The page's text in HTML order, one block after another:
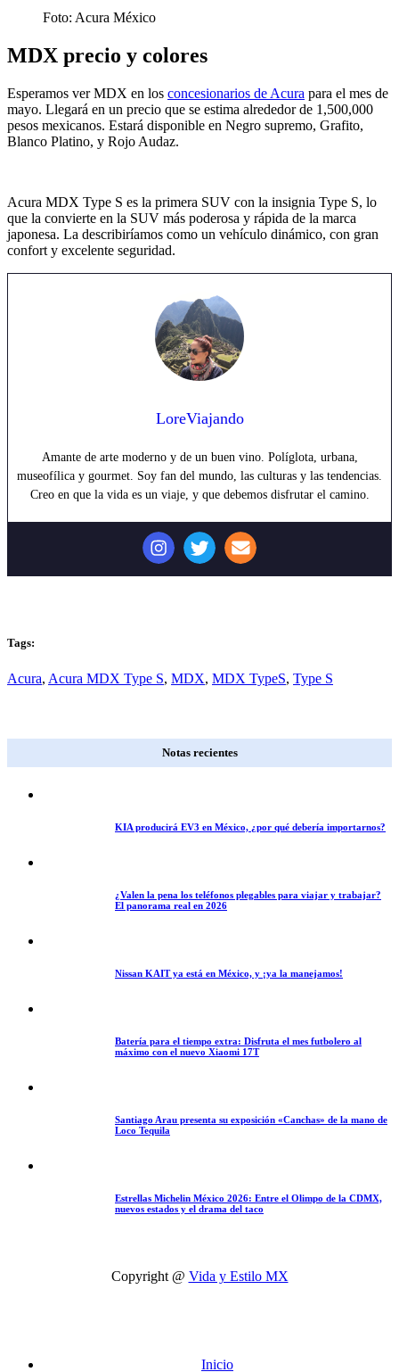
Foto: Acura México
MDX precio y colores
Esperamos ver MDX en los concesionarios de Acura para el mes de
mayo. Llegará en un precio que se estima alrededor de 1,500,000
pesos mexicanos. Estará disponible en Negro supremo, Grafito,
Blanco Platino, y Rojo Audaz.
Acura MDX Type S es la primera SUV con la insignia Type S, lo
que la convierte en la SUV más poderosa y rápida de la marca
japonesa. La describiríamos como un vehículo dinámico, con gran
confort y excelente seguridad.
LoreViajando
Amante de arte moderno y de un buen vino. Políglota, urbana,
museofílica y gourmet. Soy fan del mundo, las culturas y las tendencias.
Creo en que la vida es un viaje, y que debemos disfrutar el camino.
Tags:
Acura, Acura MDX Type S, MDX, MDX TypeS, Type S
Notas recientes
KIA producirá EV3 en México, ¿por qué debería importarnos?
¿Valen la pena los teléfonos plegables para viajar y trabajar?
El panorama real en 2026
Nissan KAIT ya está en México, y ¡ya la manejamos!
Batería para el tiempo extra: Disfruta el mes futbolero al
máximo con el nuevo Xiaomi 17T
Santiago Arau presenta su exposición «Canchas» de la mano de
Loco Tequila
Estrellas Michelin México 2026: Entre el Olimpo de la CDMX,
nuevos estados y el drama del taco
Copyright @ Vida y Estilo MX
Inicio